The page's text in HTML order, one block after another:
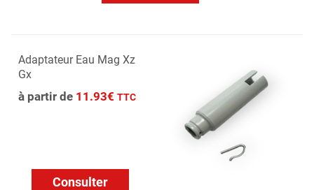
Adaptateur Eau Mag Xz
Gx
à partir de 11.93€ TTC
Consulter